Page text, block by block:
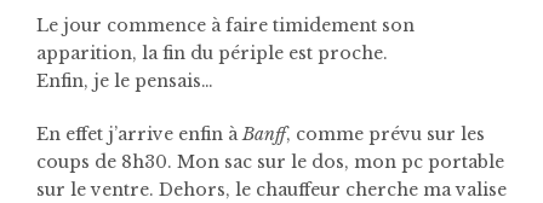
Le jour commence à faire timidement son
apparition, la fin du périple est proche.
Enfin, je le pensais…
En effet j’arrive enfin àBanff, comme prévu sur les
coups de 8h30. Mon sac sur le dos, mon pc portable
sur le ventre. Dehors, le chauffeur cherche ma valise